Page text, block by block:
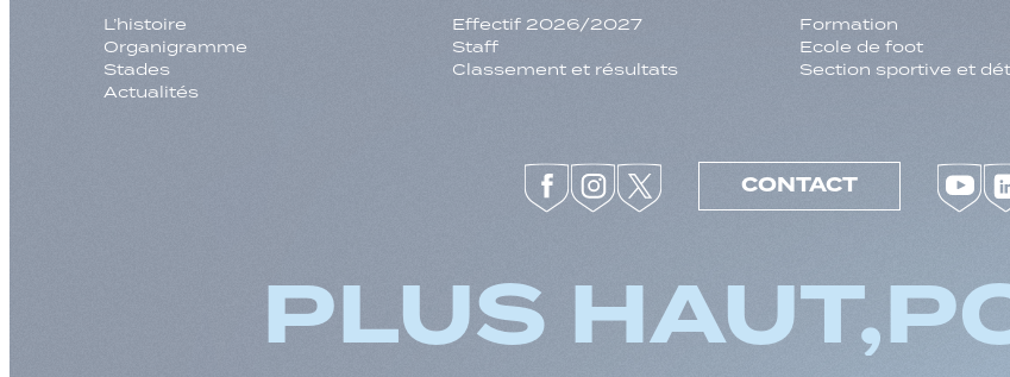
L’histoire
Organigramme
Stades
Actualités
Effectif 2026/2027
Staff
Classement et résultats
Formation
Ecole de foot
Section sportive et
CONTACT
PLUS HAUT,